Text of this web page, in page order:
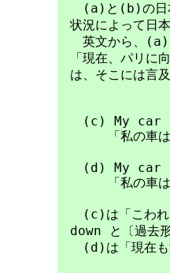
(a)と(b)の日本
状況によって日本
英文から、(a)で
「現在、パリに
は、そこには言
(c) My car
「私の車は午
(d) My car
「私の車は故
(c)は「こわれ
down と〔過去形
(d)は「現在も故